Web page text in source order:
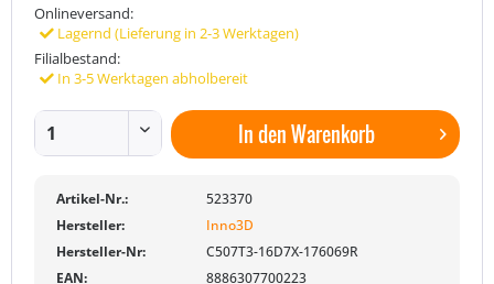
Onlineversand:
Lagernd (Lieferung in 2-3 Werktagen)
Filialbestand:
In 3-5 Werktagen abholbereit
In denWarenkorb
Artikel-Nr.:
523370
Hersteller:
Inno3D
Hersteller-Nr:
C507T3-16D7X-176069R
EAN:
8886307700223